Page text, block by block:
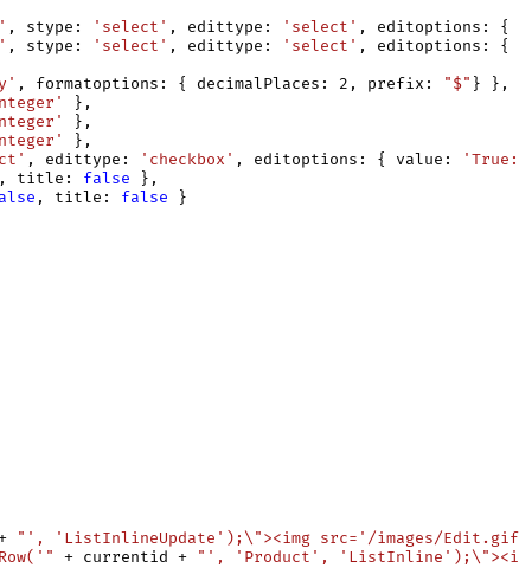
, stype: 'select' , edittype: 'select' , editoptions: {
, stype: 'select' , edittype: 'select' , editoptions: {
, formatoptions: { decimalPlaces: 2, prefix: "$" } },
},
},
},
, edittype: 'checkbox' , editoptions: { value:
, title: false },
, title: false }
"', 'ListInlineUpdate'); \"><img src='/images/
+ currentid + "', 'Product', 'ListInline'); \"